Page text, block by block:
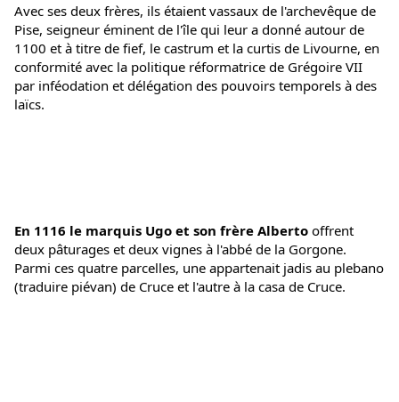
Avec ses deux frères, ils étaient vassaux de l'archevêque de
Pise, seigneur éminent de l'île qui leur a donné autour de
1100 et à titre de fief, le castrum et la curtis de Livourne, en
conformité avec la politique réformatrice de Grégoire VII
par inféodation et délégation des pouvoirs temporels à des
laïcs.
En 1116 le marquis Ugo et son frère Alberto offrent
deux pâturages et deux vignes à l'abbé de la Gorgone.
Parmi ces quatre parcelles, une appartenait jadis au plebano
(traduire piévan) de Cruce et l'autre à la casa de Cruce.